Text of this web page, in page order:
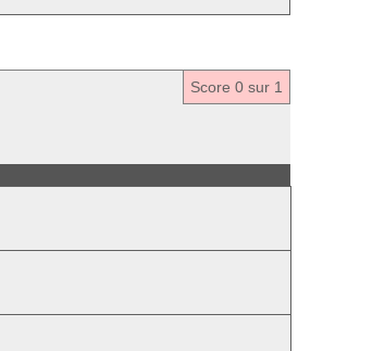
Score 0 sur 1